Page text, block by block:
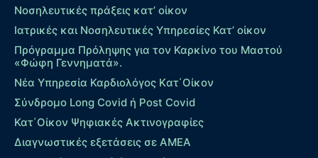
Νοσηλευτικές πράξεις κατ’ οίκον
Ιατρικές και Νοσηλευτικές Υπηρεσίες Κατ’ οίκον
Πρόγραμμα Πρόληψης για τον Καρκίνο του Μαστού
«Φώφη Γεννηματά».
Νέα Υπηρεσία Καρδιολόγος Kατ΄Οίκον
Σύνδρομο Long Covid ή Post Covid
Κατ΄Οίκον Ψηφιακές Ακτινογραφίες
Διαγνωστικές εξετάσεις σε ΑΜΕΑ